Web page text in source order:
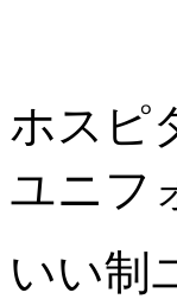
ホスピ
ユニフ
いい制